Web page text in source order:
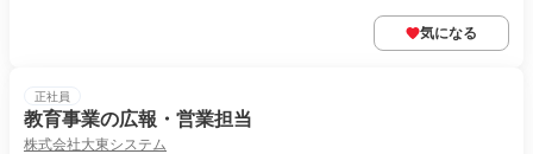
気になる
正社員
教育事業の広報・営業担当
株式会社大東システム